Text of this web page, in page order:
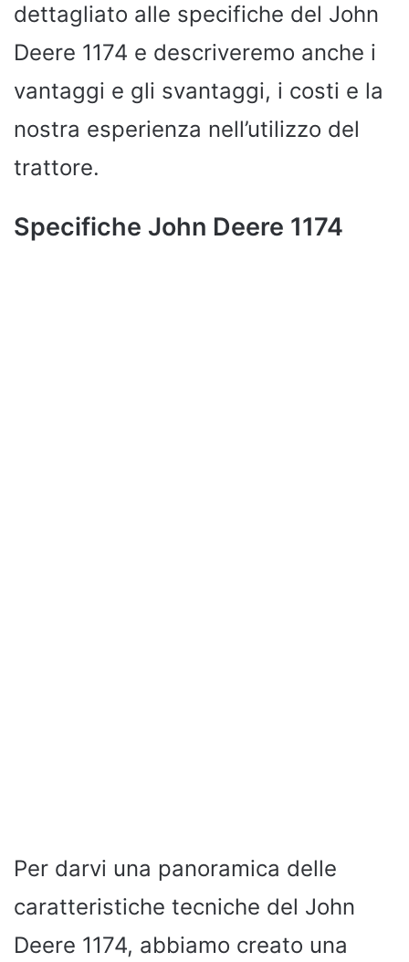
dettagliato alle specifiche del John
Deere 1174 e descriveremo anche i
vantaggi e gli svantaggi, i costi e la
nostra esperienza nell’utilizzo del
trattore.
Specifiche John Deere 1174
Per darvi una panoramica delle
caratteristiche tecniche del John
Deere 1174, abbiamo creato una